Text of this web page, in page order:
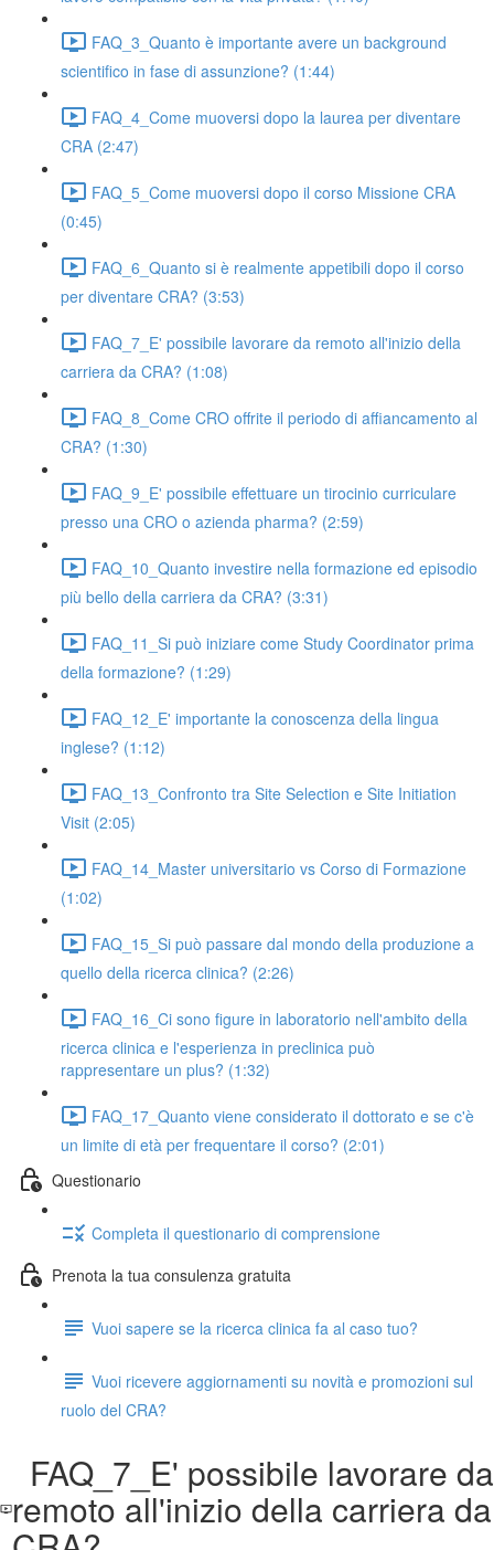
FAQ_3_Quanto è importante avere un background
scientifico in fase di assunzione? (1:44)
FAQ_4_Come muoversi dopo la laurea per diventare
CRA (2:47)
FAQ_5_Come muoversi dopo il corso Missione CRA
(0:45)
FAQ_6_Quanto si è realmente appetibili dopo il corso
per diventare CRA? (3:53)
FAQ_7_E' possibile lavorare da remoto all'inizio della
carriera da CRA? (1:08)
FAQ_8_Come CRO offrite il periodo di affiancamento al
CRA? (1:30)
FAQ_9_E' possibile effettuare un tirocinio curriculare
presso una CRO o azienda pharma? (2:59)
FAQ_10_Quanto investire nella formazione ed episodio
più bello della carriera da CRA? (3:31)
FAQ_11_Si può iniziare come Study Coordinator prima
della formazione? (1:29)
FAQ_12_E' importante la conoscenza della lingua
inglese? (1:12)
FAQ_13_Confronto tra Site Selection e Site Initiation
Visit (2:05)
FAQ_14_Master universitario vs Corso di Formazione
(1:02)
FAQ_15_Si può passare dal mondo della produzione a
quello della ricerca clinica? (2:26)
FAQ_16_Ci sono figure in laboratorio nell'ambito della
ricerca clinica e l'esperienza in preclinica può
rappresentare un plus? (1:32)
FAQ_17_Quanto viene considerato il dottorato e se c'è
un limite di età per frequentare il corso? (2:01)
Questionario
Completa il questionario di comprensione
Prenota la tua consulenza gratuita
Vuoi sapere se la ricerca clinica fa al caso tuo?
Vuoi ricevere aggiornamenti su novità e promozioni sul
ruolo del CRA?
FAQ_7_E' possibile lavorare da
remoto all'inizio della carriera da